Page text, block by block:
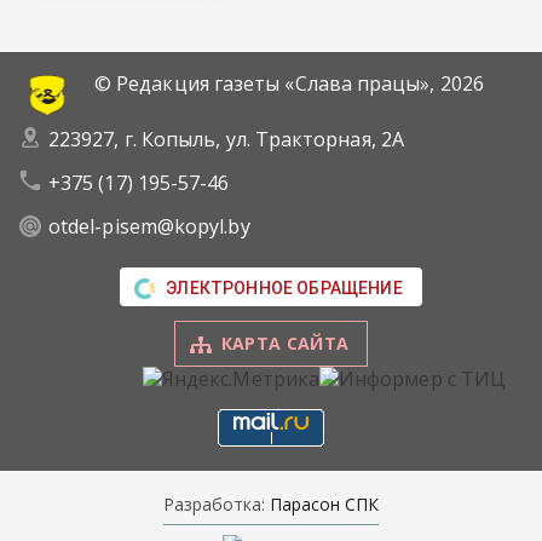
© Редакция газеты «Слава працы», 2026
223927, г. Копыль, ул. Тракторная, 2А
+375 (17) 195-57-46
otdel-pisem@kopyl.by
ЭЛЕКТРОННОЕ ОБРАЩЕНИЕ
КАРТА САЙТА
Разработка: Парасон СПК